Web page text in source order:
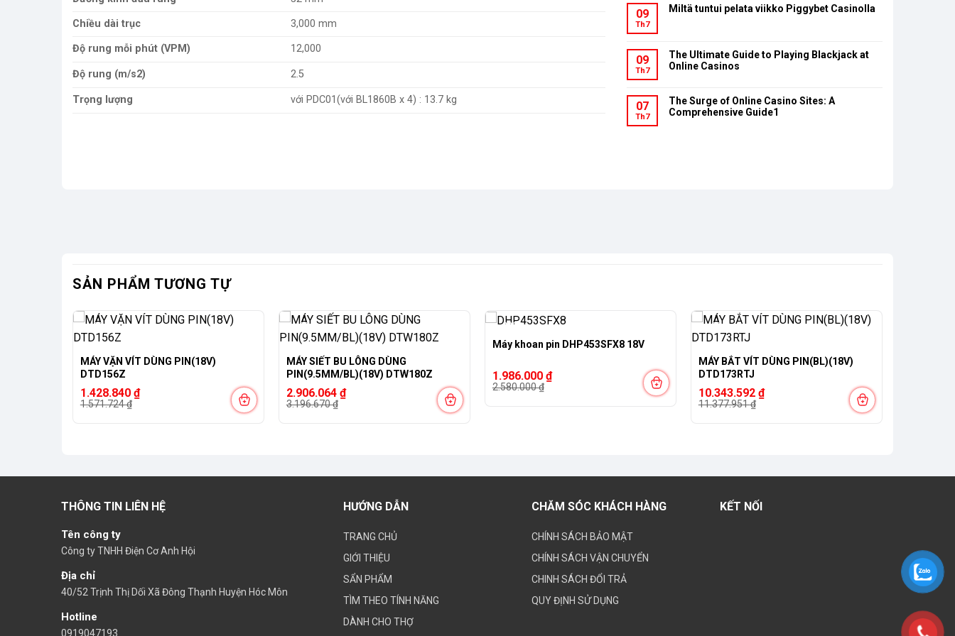
Chiều dài trục 3,000 mm
Độ rung mỗi phút (VPM) 12,000
Độ rung (m/s2) 2.5
Trọng lượng với PDC01(với BL1860B x 4) : 13.7 kg
09
Th7
Miltä tuntui pelata viikko Piggybet Casinolla
09
Th7
The Ultimate Guide to Playing Blackjack at
Online Casinos
07
Th7
The Surge of Online Casino Sites: A
Comprehensive Guide1
SẢN PHẨM TƯƠNG TỰ
-9%
MÁY VẶN VÍT DÙNG PIN(18V)
DTD156Z
1.571.724₫
Giá
gốc
1.428.840 ₫
Giá
hiện
-9%
MÁY SIẾT BU LÔNG DÙNG
PIN(9.5MM/BL)(18V) DTW180Z
3.196.670₫
Giá
gốc
2.906.064 ₫
Giá
hiện
-23%
Máy khoan pin DHP453SFX8 18V
2.580.000₫
Giá
gốc
1.986.000 ₫
Giá
hiện
-9%
MÁY BẮT VÍT DÙNG PIN(BL)(18V)
DTD173RTJ
11.377.951₫
Giá
gốc
10.343.592 ₫
Giá
hiện
THÔNG TIN LIÊN HỆ
Tên công ty
Công ty TNHH Điện Cơ Anh Hội
Địa chỉ
40/52 Trịnh Thị Dối Xã Đông Thạnh Huyện Hóc Môn
Hotline
0919047193
HƯỚNG DẪN
TRANG CHỦ
GIỚI THIỆU
SẨN PHẨM
TÌM THEO TÍNH NĂNG
DÀNH CHO THỢ
CHĂM SÓC KHÁCH HÀNG
CHÍNH SÁCH BẢO MẬT
CHÍNH SÁCH VẬN CHUYỂN
CHINH SÁCH ĐỔI TRẢ
QUY ĐỊNH SỬ DỤNG
KẾT NỐI